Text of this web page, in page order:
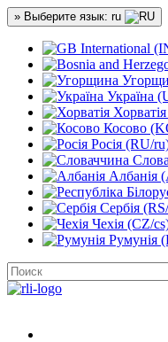
» Выберите язык: ru
International
Україна
Косово
Росія (RU/
Албанія
Сербія
Чехія (CZ/
Румунія